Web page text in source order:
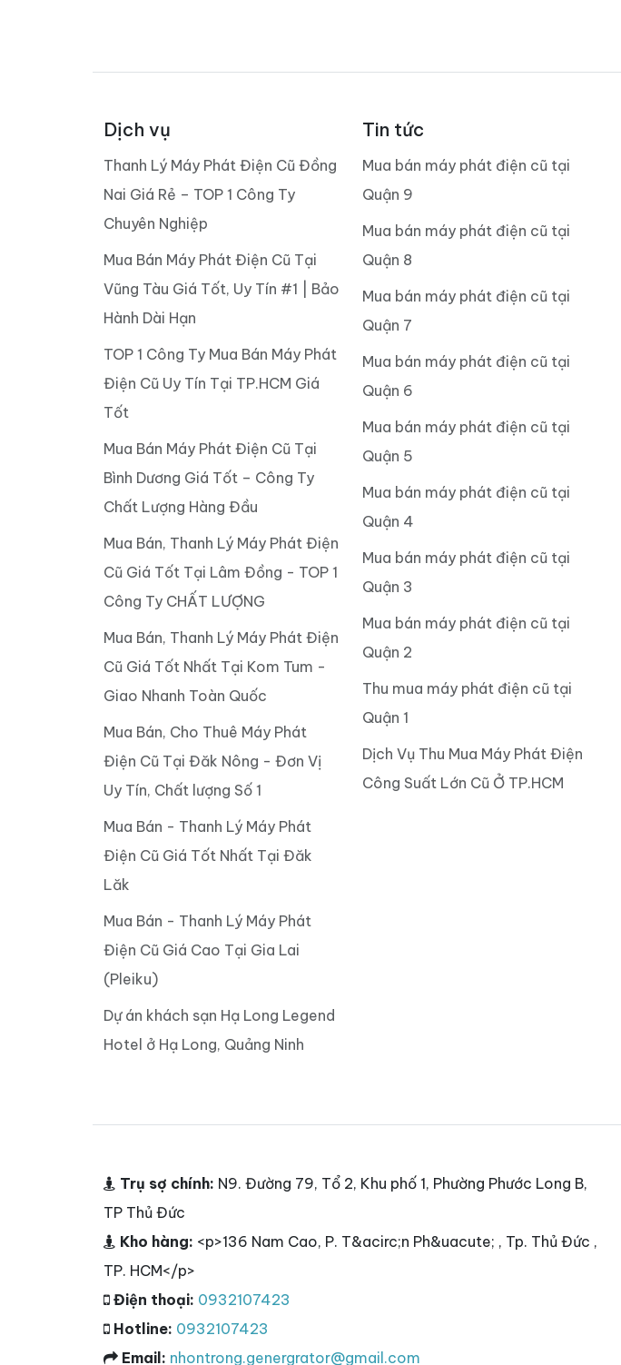
Dịch vụ
Thanh Lý Máy Phát Điện Cũ Đồng
Nai Giá Rẻ – TOP 1 Công Ty
Chuyên Nghiệp
Mua Bán Máy Phát Điện Cũ Tại
Vũng Tàu Giá Tốt, Uy Tín #1 | Bảo
Hành Dài Hạn
TOP 1 Công Ty Mua Bán Máy Phát
Điện Cũ Uy Tín Tại TP.HCM Giá
Tốt
Mua Bán Máy Phát Điện Cũ Tại
Bình Dương Giá Tốt – Công Ty
Chất Lượng Hàng Đầu
Mua Bán, Thanh Lý Máy Phát Điện
Cũ Giá Tốt Tại Lâm Đồng - TOP 1
Công Ty CHẤT LƯỢNG
Mua Bán, Thanh Lý Máy Phát Điện
Cũ Giá Tốt Nhất Tại Kom Tum -
Giao Nhanh Toàn Quốc
Mua Bán, Cho Thuê Máy Phát
Điện Cũ Tại Đăk Nông - Đơn Vị
Uy Tín, Chất lượng Số 1
Mua Bán - Thanh Lý Máy Phát
Điện Cũ Giá Tốt Nhất Tại Đăk
Lăk
Mua Bán - Thanh Lý Máy Phát
Điện Cũ Giá Cao Tại Gia Lai
(Pleiku)
Dự án khách sạn Hạ Long Legend
Hotel ở Hạ Long, Quảng Ninh
Tin tức
Mua bán máy phát điện cũ tại
Quận 9
Mua bán máy phát điện cũ tại
Quận 8
Mua bán máy phát điện cũ tại
Quận 7
Mua bán máy phát điện cũ tại
Quận 6
Mua bán máy phát điện cũ tại
Quận 5
Mua bán máy phát điện cũ tại
Quận 4
Mua bán máy phát điện cũ tại
Quận 3
Mua bán máy phát điện cũ tại
Quận 2
Thu mua máy phát điện cũ tại
Quận 1
Dịch Vụ Thu Mua Máy Phát Điện
Công Suất Lớn Cũ Ở TP.HCM
Trụ sợ chính: N9. Đường 79, Tổ 2, Khu phố 1, Phường Phước Long B,
TP Thủ Đức
Kho hàng: <p>136 Nam Cao, P. T&acirc;n Ph&uacute; , Tp. Thủ Đức ,
TP. HCM</p>
Điện thoại: 0932107423
Hotline: 0932107423
Email: nhontrong.genergrator@gmail.com